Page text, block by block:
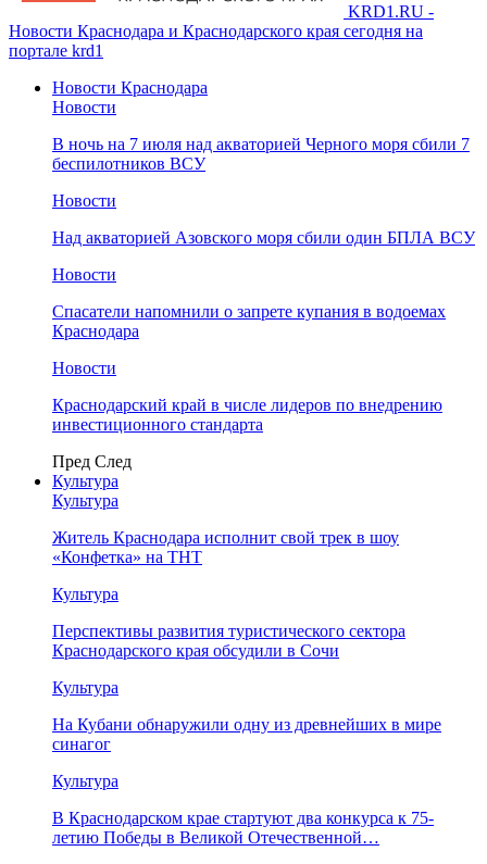
KRD1.RU -
Новости Краснодара и Краснодарского края сегодня на
портале krd1
Новости Краснодара
Новости
В ночь на 7 июля над акваторией Черного моря сбили 7
беспилотников ВСУ
Новости
Над акваторией Азовского моря сбили один БПЛА ВСУ
Новости
Спасатели напомнили о запрете купания в водоемах
Краснодара
Новости
Краснодарский край в числе лидеров по внедрению
инвестиционного стандарта
Пред След
Культура
Культура
Житель Краснодара исполнит свой трек в шоу
«Конфетка» на ТНТ
Культура
Перспективы развития туристического сектора
Краснодарского края обсудили в Сочи
Культура
На Кубани обнаружили одну из древнейших в мире
синагог
Культура
В Краснодарском крае стартуют два конкурса к 75-
летию Победы в Великой Отечественной…